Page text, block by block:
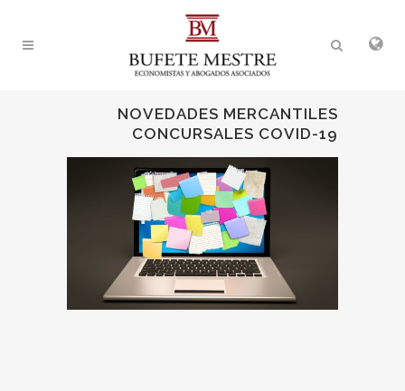
NOVEDADES MERCANTILES
CONCURSALES COVID-19